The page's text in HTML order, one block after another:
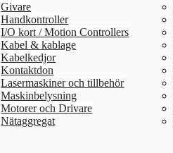
Givare
Handkontroller
I/O kort / Motion Controllers
Kabel & kablage
Kabelkedjor
Kontaktdon
Lasermaskiner och tillbehör
Maskinbelysning
Motorer och Drivare
Nätaggregat